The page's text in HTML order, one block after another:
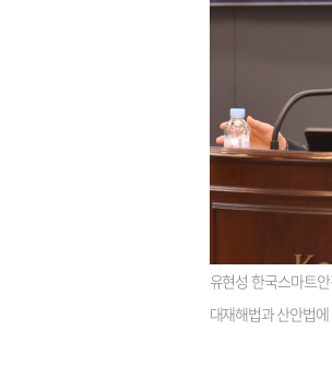
유현성 한국스마트
대재해법과 산안법